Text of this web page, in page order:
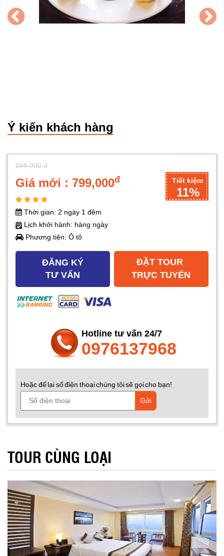
Ý kiến khách hàng
899,000 đ
Giá mới : 799,000đ Tiết kiệm
11%
Thời gian: 2 ngày 1 đêm
Lịch khởi hành: hàng ngày
Phương tiện: Ô tô
ĐĂNG KÝ
TƯ VẤN
ĐẶT TOUR
TRỰC TUYẾN
Hotline tư vấn 24/7
0976137968
Hoặc để lại số điện thoại chúng tôi sẽ gọi cho bạn!
Gửi
TOUR CÙNG LOẠI